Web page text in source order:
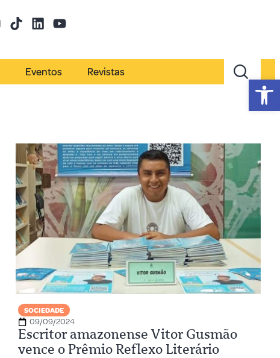
Eventos Revistas
SOCIEDADE
09/09/2024
Escritor amazonense Vitor Gusmão
vence o Prêmio Reflexo Literário